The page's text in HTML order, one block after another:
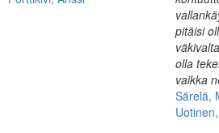
pitäisi
olla
vaikka
Särelä,